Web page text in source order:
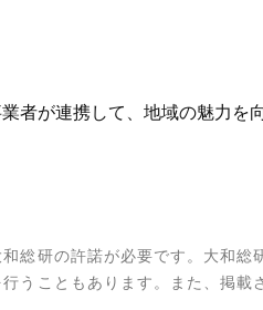
者が連携して、地域の魅力を
総研の許諾が必要です。大和総
うこともあります。また、掲載